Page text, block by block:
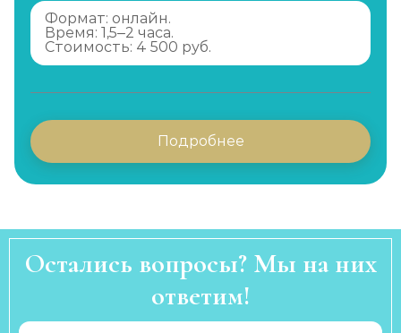
Формат: онлайн.
Время: 1,5–2 часа.
Стоимость: 4 500 руб.
Подробнее
Остались вопросы? Мы на них
ответим!